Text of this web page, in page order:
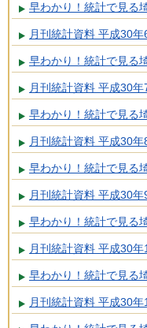
早わかり！統計で見る
月刊統計資料 平成30年
早わかり！統計で見る
月刊統計資料 平成30年
早わかり！統計で見る
月刊統計資料 平成30年
早わかり！統計で見る
月刊統計資料 平成30年
早わかり！統計で見る
月刊統計資料 平成30年
早わかり！統計で見る
月刊統計資料 平成30年